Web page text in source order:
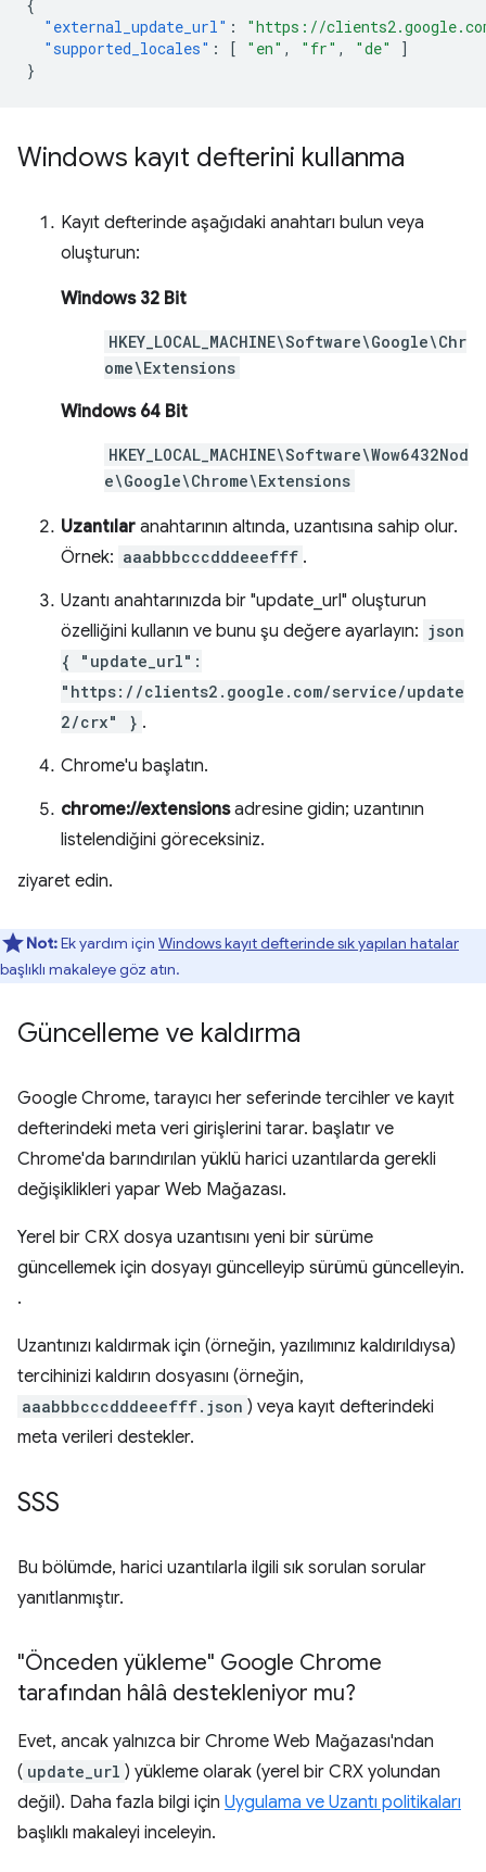
{
"external_update_url" :
"https://
"supported_locales" : [ "en" , "fr" , "de"
]
}
Windows kayıt defterini kullanma
Kayıt defterinde aşağıdaki anahtarı bulun veya
oluşturun:
Windows 32 Bit
HKEY_LOCAL_MACHINE\Software\Google\Chr
ome\Extensions
Windows 64 Bit
HKEY_LOCAL_MACHINE\Software\Wow6432Nod
e\Google\Chrome\Extensions
Uzantılar anahtarının altında, uzantısına sahip olur.
Örnek: aaabbbcccdddeeefff .
Uzantı anahtarınızda bir "update_url" oluşturun
özelliğini kullanın ve bunu şu değere ayarlayın: json
{ "update_url":
"https://clients2.google.com/service/update
2/crx" } .
Chrome'u başlatın.
chrome://extensionsadresine gidin; uzantının
listelendiğini göreceksiniz.
ziyaret edin.
Not:Ek yardım için Windows kayıt defterinde sık yapılan hatalar
başlıklı makaleye göz atın.
Güncelleme ve kaldırma
Google Chrome, tarayıcı her seferinde tercihler ve kayıt
defterindeki meta veri girişlerini tarar. başlatır ve
Chrome'da barındırılan yüklü harici uzantılarda gerekli
değişiklikleri yapar Web Mağazası.
Yerel bir CRX dosya uzantısını yeni bir sürüme
güncellemek için dosyayı güncelleyip sürümü güncelleyin.
.
Uzantınızı kaldırmak için (örneğin, yazılımınız kaldırıldıysa)
tercihinizi kaldırın dosyasını (örneğin,
aaabbbcccdddeeefff.json ) veya kayıt defterindeki
meta verileri destekler.
SSS
Bu bölümde, harici uzantılarla ilgili sık sorulan sorular
yanıtlanmıştır.
"Önceden yükleme" Google Chrome
tarafından hâlâ destekleniyor mu?
Evet, ancak yalnızca bir Chrome Web Mağazası'ndan
( update_url ) yükleme olarak (yerel bir CRX yolundan
değil). Daha fazla bilgi için Uygulama ve Uzantı politikaları
başlıklı makaleyi inceleyin.